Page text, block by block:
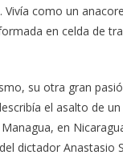
Vivía como un
en celda de
su otra gran
el asalto de
en
dictador Anastasio